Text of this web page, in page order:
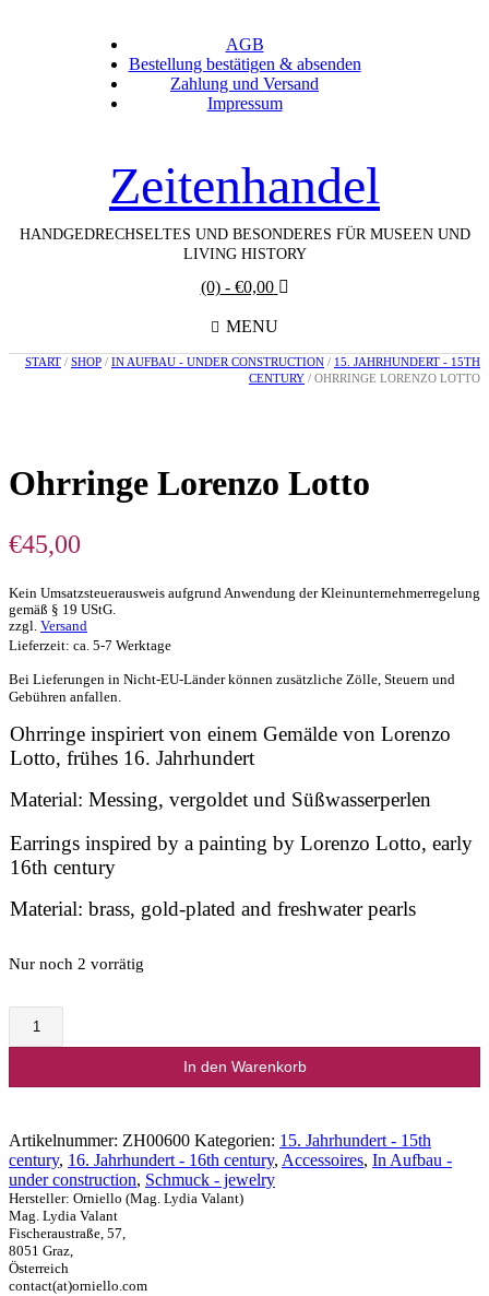
AGB
Bestellung bestätigen & absenden
Zahlung und Versand
Impressum
Zeitenhandel
HANDGEDRECHSELTES UND BESONDERES FÜR MUSEEN UND
LIVING HISTORY
(0)- €0,00
MENU
START / SHOP / IN AUFBAU - UNDER CONSTRUCTION / 15. JAHRHUNDERT - 15TH
CENTURY / OHRRINGE LORENZO LOTTO
Ohrringe Lorenzo Lotto
€45,00
Kein Umsatzsteuerausweis aufgrund Anwendung der Kleinunternehmerregelung
gemäß § 19 UStG.
zzgl. Versand
Lieferzeit: ca. 5-7 Werktage
Bei Lieferungen in Nicht-EU-Länder können zusätzliche Zölle, Steuern und
Gebühren anfallen.
Ohrringe inspiriert von einem Gemälde von Lorenzo
Lotto, frühes 16. Jahrhundert
Material: Messing, vergoldet und Süßwasserperlen
Earrings inspired by a painting by Lorenzo Lotto, early
16th century
Material: brass, gold-plated and freshwater pearls
Nur noch 2 vorrätig
Lorenzo
Lotto
In den Warenkorb
Artikelnummer: ZH00600 Kategorien: 15. Jahrhundert - 15th
century, 16. Jahrhundert - 16th century, Accessoires, In Aufbau -
under construction, Schmuck - jewelry
Hersteller: Orniello (Mag. Lydia Valant)
Mag. Lydia Valant
Fischeraustraße, 57,
8051 Graz,
Österreich
contact(at)orniello.com